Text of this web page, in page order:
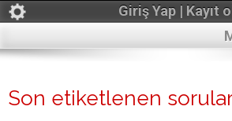
Giriş Yap | Kayıt ol
Son etiketlenen